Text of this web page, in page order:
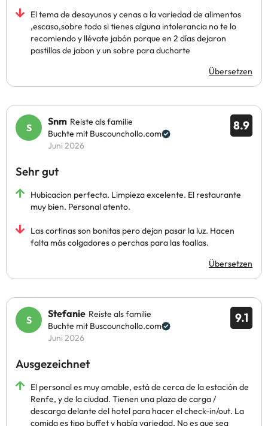
El tema de desayunos y cenas a la variedad de alimentos
,escaso,sobre todo si tienes alguna intolerancia no te lo
recomiendo y llévate jabón porque en 2 días dejaron
pastillas de jabon y un sobre para ducharte
Übersetzen
8.9
Snm Reiste als familie
Buchte mit Buscounchollo.com
Juni 2026
Sehr gut
Hubicacion perfecta. Limpieza excelente. El restaurante
muy bien. Personal atento.
Las cortinas son bonitas pero dejan pasar la luz. Hacen
falta más colgadores o perchas para las toallas.
Übersetzen
9.1
Stefanie Reiste als familie
Buchte mit Buscounchollo.com
Juni 2026
Ausgezeichnet
El personal es muy amable, está de cerca de la estación de
Renfe, y de la ciudad. Tienen una plaza de carga /
descarga delante del hotel para hacer el check-in/out. La
comida es tipo buffet y había variedad. No es que sea